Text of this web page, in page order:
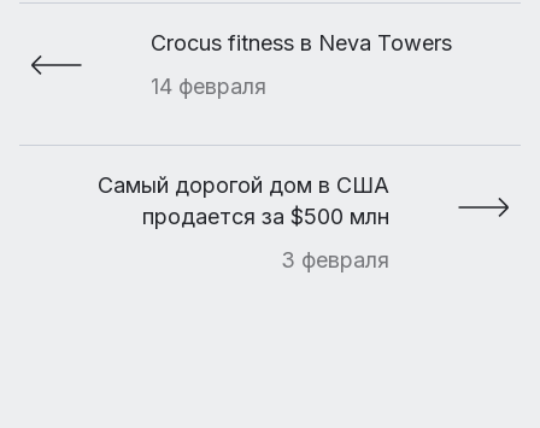
Crocus fitness в Neva Towers
14 февраля
Самый дорогой дом в США
продается за $500 млн
3 февраля